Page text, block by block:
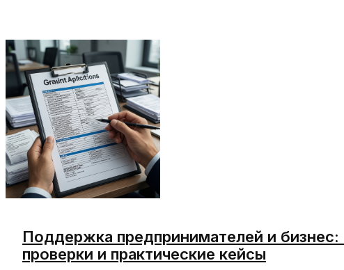
фестивали
и
выставки
в
вашем
городе
Поддержка предпринимателей и бизнес:
проверки и практические кейсы